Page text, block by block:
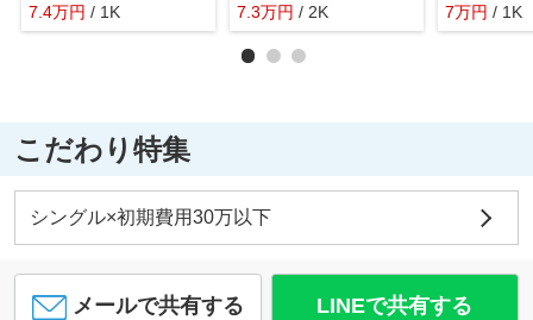
7.4万円 / 1K
7.3万円 / 2K
7万円 / 1K
こだわり特集
シングル×初期費用30万以下
メールで共有する LINEで共有する